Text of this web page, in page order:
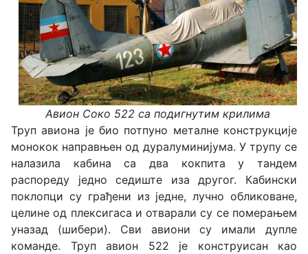
Авион Соко 522 са подигнутим крилима
Труп авиона је био потпуно металне конструкције
монокок направњен од дуралуминијума. У трупу се
налазила кабина са два кокпита у тандем
распореду једно седиште иза другог. Кабински
поклопци су грађени из једне, лучно обликоване,
целине од плексигаса и отварали су се померањем
уназад (шибери). Сви авиони су имали дупле
команде. Труп авион 522 је конструисан као